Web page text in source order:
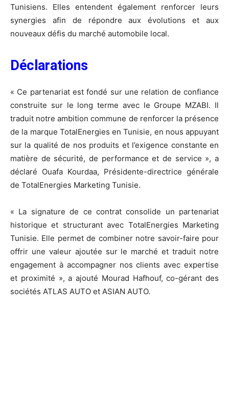
Tunisiens. Elles entendent également renforcer leurs
synergies afin de répondre aux évolutions et aux
nouveaux défis du marché automobile local.
Déclarations
« Ce partenariat est fondé sur une relation de confiance
construite sur le long terme avec le Groupe MZABI. Il
traduit notre ambition commune de renforcer la présence
de la marque TotalEnergies en Tunisie, en nous appuyant
sur la qualité de nos produits et l’exigence constante en
matière de sécurité, de performance et de service », a
déclaré Ouafa Kourdaa, Présidente-directrice générale
de TotalEnergies Marketing Tunisie.
« La signature de ce contrat consolide un partenariat
historique et structurant avec TotalEnergies Marketing
Tunisie. Elle permet de combiner notre savoir-faire pour
offrir une valeur ajoutée sur le marché et traduit notre
engagement à accompagner nos clients avec expertise
et proximité », a ajouté Mourad Hafhouf, co-gérant des
sociétés ATLAS AUTO et ASIAN AUTO.